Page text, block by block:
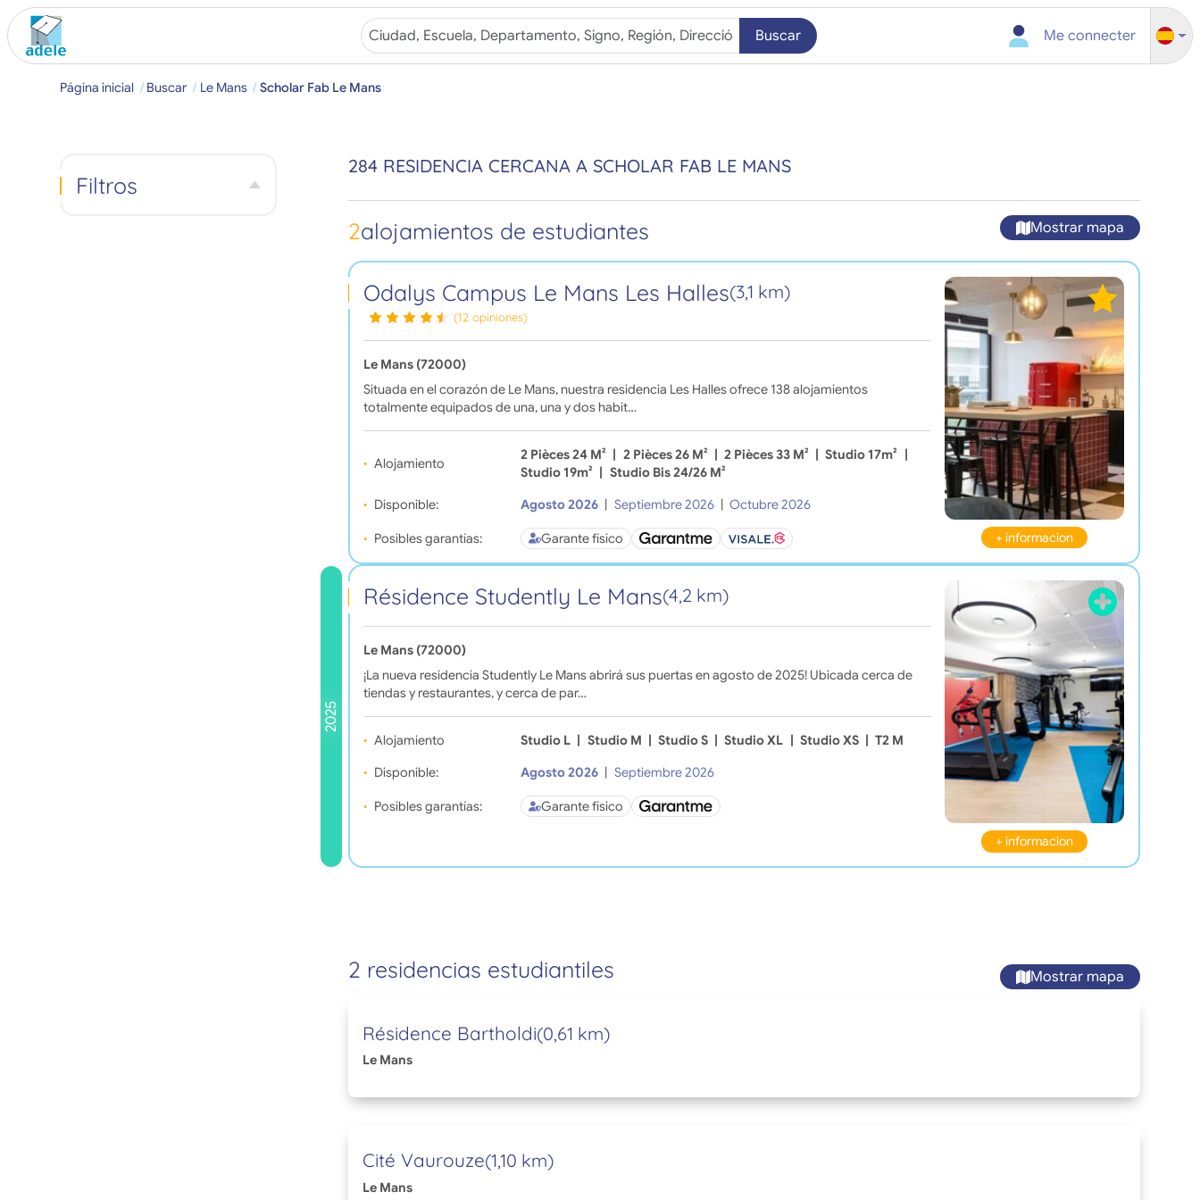
Buscar Me connecter
Página inicial Buscar Le Mans Scholar Fab Le Mans
284 RESIDENCIA CERCANA A SCHOLAR FAB LE MANS
2alojamientos de estudiantes Mostrar mapa
Odalys Campus Le Mans Les Halles(3,1 km)
(12 opiniones)
Le Mans (72000)
Situada en el corazón de Le Mans, nuestra residencia Les Halles ofrece 138 alojamientos
totalmente equipados de una, una y dos habit…
Alojamiento
2 Pièces 24 M² | 2 Pièces 26 M² | 2 Pièces 33 M² | Studio 17m² |
Studio 19m² | Studio Bis 24/26 M²
Disponible:
Agosto 2026 | Septiembre 2026 | Octubre 2026
Posibles garantías: Garante físico + informacion
2025
Résidence Studently Le Mans(4,2 km)
Le Mans (72000)
¡La nueva residencia Studently Le Mans abrirá sus puertas en agosto de 2025! Ubicada cerca de
tiendas y restaurantes, y cerca de par…
Alojamiento Studio L | Studio M | Studio S | Studio XL | Studio XS | T2 M
Disponible:
Agosto 2026 | Septiembre 2026
Posibles garantías: Garante físico
+ informacion
2 residencias estudiantiles Mostrar mapa
Résidence Bartholdi(0,61 km)
Le Mans
Cité Vaurouze(1,10 km)
Le Mans
Filtros